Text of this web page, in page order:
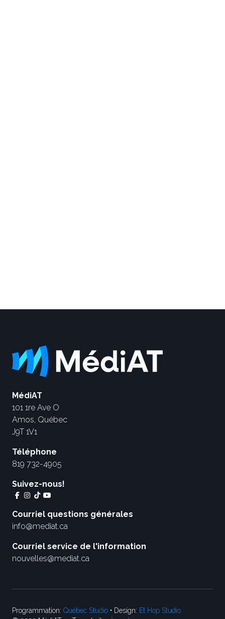
MédiAT
101 1re Ave O
Amos, Québec
J9T 1V1
Téléphone
819 732-4905
Suivez-nous!
Courriel questions générales
info@mediat.ca
Courriel service de l'information
nouvelles@mediat.ca
Programmation: Québec Studio • Design: Et Hop Studio